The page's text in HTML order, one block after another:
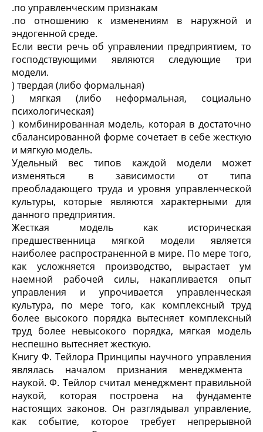
.по управленческим признакам
.по отношению к изменениям в наружной и
эндогенной среде.
Если вести речь об управлении предприятием, то
господствующими являются следующие три
модели.
) твердая (либо формальная)
) мягкая (либо неформальная, социально
психологическая)
) комбинированная модель, которая в достаточно
сбалансированной форме сочетает в себе жесткую
и мягкую модель.
Удельный вес типов каждой модели может
изменяться в зависимости от типа
преобладающего труда и уровня управленческой
культуры, которые являются характерными для
данного предприятия.
Жесткая модель как историческая
предшественница мягкой модели является
наиболее распространенной в мире. По мере того,
как усложняется производство, вырастает ум
наемной рабочей силы, накапливается опыт
управления и упрочивается управленческая
культура, по мере того, как комплексный труд
более высокого порядка вытесняет комплексный
труд более невысокого порядка, мягкая модель
неспешно вытесняет жесткую.
Книгу Ф. Тейлора Принципы научного управления
являлась началом признания менеджмента
наукой. Ф. Тейлор считал менеджмент правильной
наукой, которая построена на фундаменте
настоящих законов. Он разглядывал управление,
как событие, которое требует непрерывной